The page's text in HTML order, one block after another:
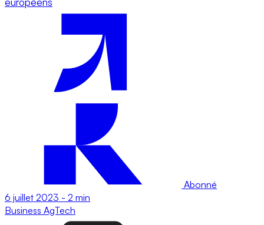
Abonné
6 juillet 2023 - 2 min
Business AgTech